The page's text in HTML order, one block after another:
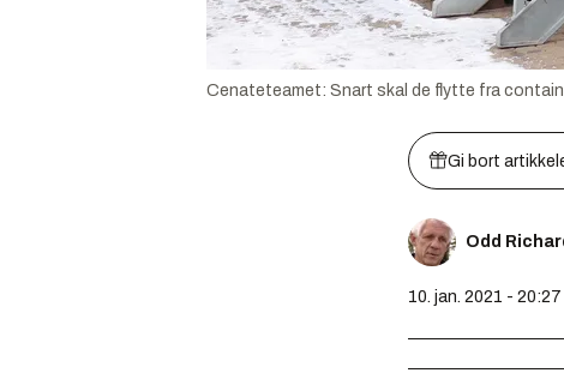
Cenateteamet: Snart skal de flytte fra
Gi bort
Odd
10. jan. 2021 - 20:27